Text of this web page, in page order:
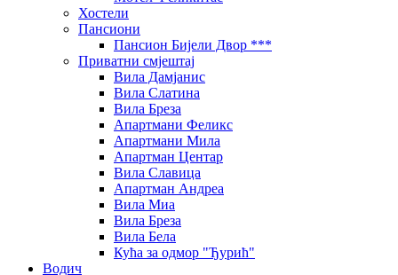
Хостели
Пансиони
Пансион Бијели Двор ***
Приватни смјештај
Вила Дамјанис
Вила Слатина
Вила Бреза
Апартмани Феликс
Апартмани Мила
Апартман Центар
Вила Славица
Апартман Андреа
Вила Миа
Вила Бреза
Вила Бела
Кућа за одмор "Ђурић"
Водич